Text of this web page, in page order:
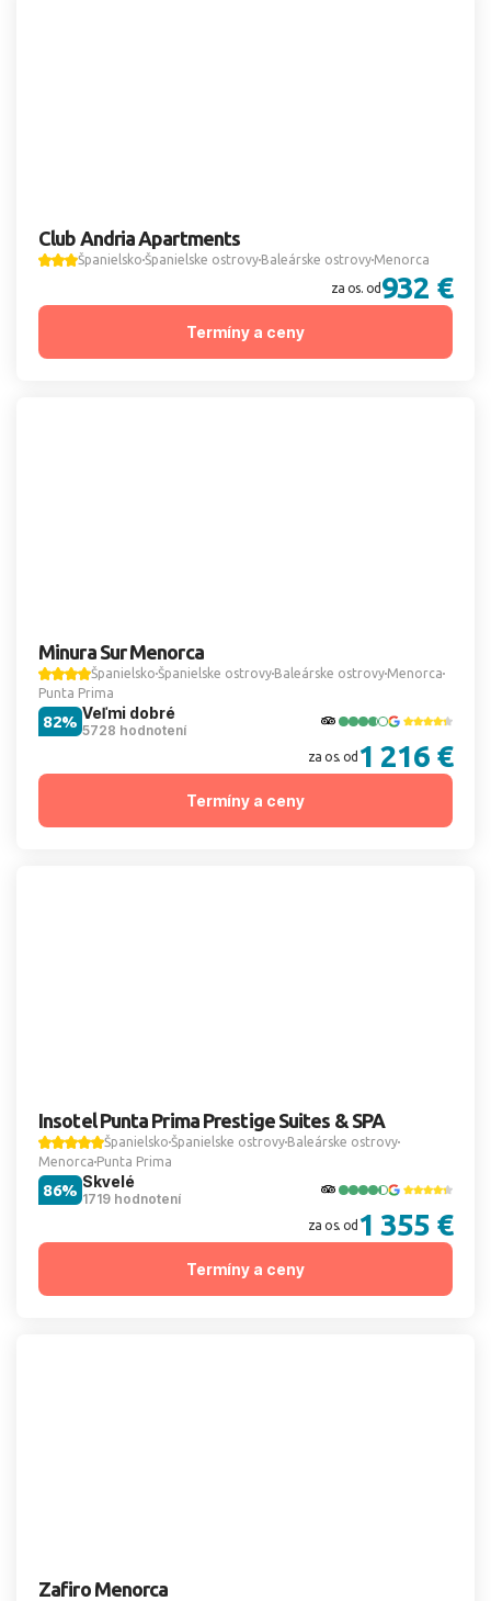
Club Andria Apartments
Španielsko Španielske ostrovy Baleárske ostrovy Menorca
za os. od 932 €
Termíny a ceny
Minura Sur Menorca
Španielsko Španielske ostrovy Baleárske ostrovy Menorca
Punta Prima
Veľmi dobré
5728 hodnotení
82%
za os. od 1 216 €
Termíny a ceny
Insotel Punta Prima Prestige Suites & SPA
Španielsko Španielske ostrovy Baleárske ostrovy
Menorca Punta Prima
Skvelé
1719 hodnotení
86%
za os. od 1 355 €
Termíny a ceny
Zafiro Menorca